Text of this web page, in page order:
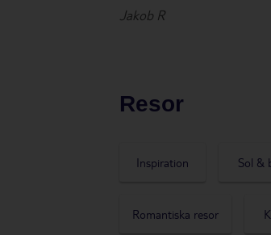
Jakob R
Resor
Inspiration Sol &
Romantiska resor